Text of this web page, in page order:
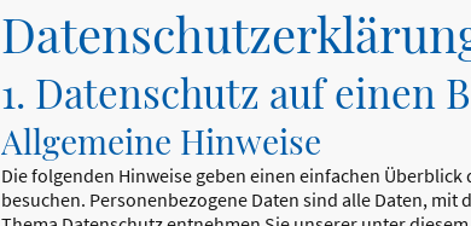
1. Datenschutz auf einen
Allgemeine Hinweise
Die folgenden Hinweise geben einen einfachen
besuchen. Personenbezogene Daten sind alle Daten,